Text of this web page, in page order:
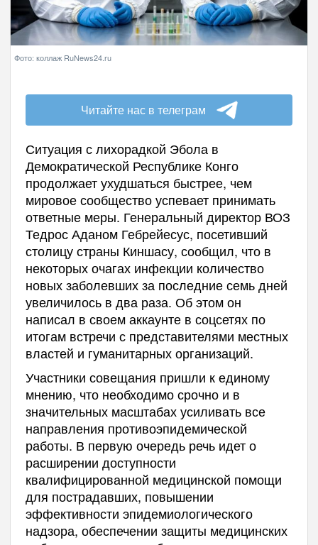
Фото: коллаж RuNews24.ru
Читайте нас в телеграм
Ситуация с лихорадкой Эбола в
Демократической Республике Конго
продолжает ухудшаться быстрее, чем
мировое сообщество успевает принимать
ответные меры. Генеральный директор ВОЗ
Тедрос Аданом Гебрейесус, посетивший
столицу страны Киншасу, сообщил, что в
некоторых очагах инфекции количество
новых заболевших за последние семь дней
увеличилось в два раза. Об этом он
написал в своем аккаунте в соцсетях по
итогам встречи с представителями местных
властей и гуманитарных организаций.
Участники совещания пришли к единому
мнению, что необходимо срочно и в
значительных масштабах усиливать все
направления противоэпидемической
работы. В первую очередь речь идет о
расширении доступности
квалифицированной медицинской помощи
для пострадавших, повышении
эффективности эпидемиологического
надзора, обеспечении защиты медицинских